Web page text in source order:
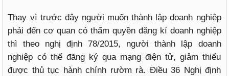
Thay vì trước đây người muốn thành lập doanh nghiệp
phải đến cơ quan có thẩm quyền đăng kí doanh nghiệp
thì theo nghị định 78/2015, người thành lập doanh
nghiệp có thể đăng ký qua mạng điện tử, giảm thiểu
được thủ tục hành chính rườm rà. Điều 36 Nghị định